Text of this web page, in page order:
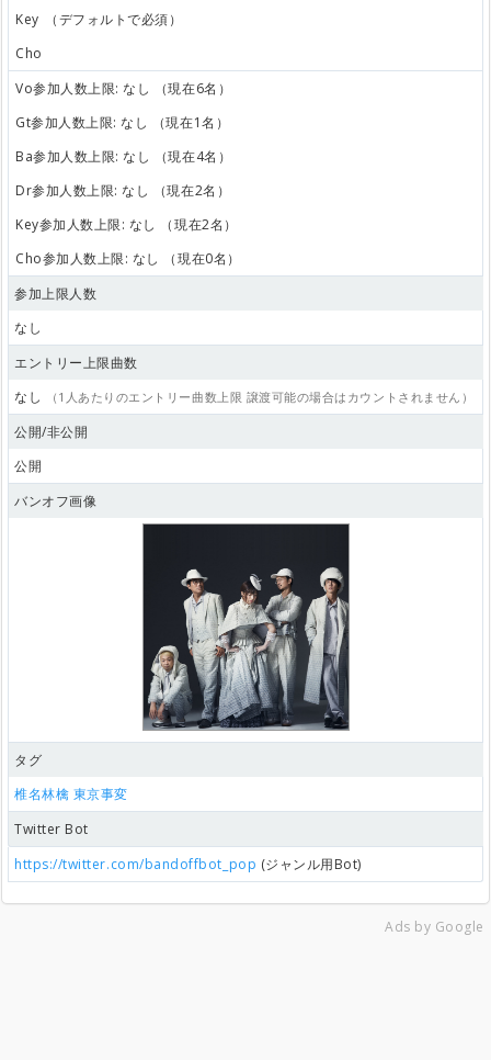
Key
（デフォルトで必須）
Cho
Vo参加人数上限: なし （現在6名）
Gt参加人数上限: なし （現在1名）
Ba参加人数上限: なし （現在4名）
Dr参加人数上限: なし （現在2名）
Key参加人数上限: なし （現在2名）
Cho参加人数上限: なし （現在0名）
参加上限人数
なし
エントリー上限曲数
なし
（1人あたりのエントリー曲数上限 譲渡可能の場合はカウントされません）
公開/非公開
公開
バンオフ画像
タグ
椎名林檎 東京事変
Twitter Bot
https://twitter.com/bandoffbot_pop (ジャンル用Bot)
Ads by Google